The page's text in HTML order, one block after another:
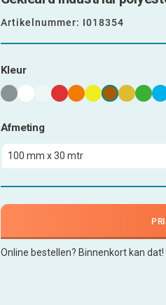
Artikelnummer: I018354
Kleur
Afmeting
Online bestellen? Binnenkort kan dat!